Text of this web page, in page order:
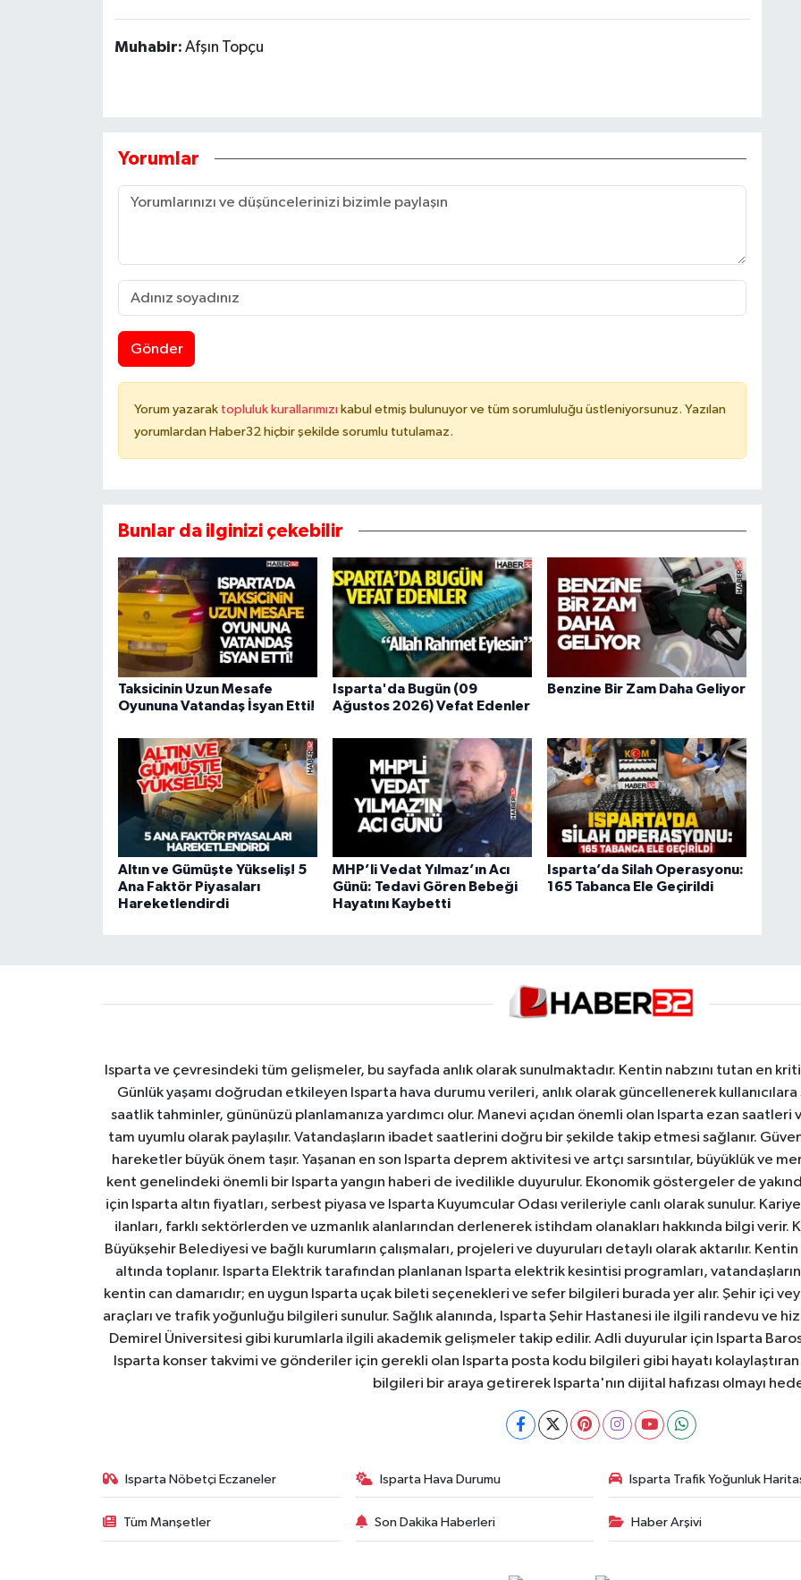
Muhabir: Afşın Topçu
Yorumlar
Gönder
Yorum yazarak topluluk kurallarımızı kabul etmiş bulunuyor ve tüm sorumluluğu üstleniyorsunuz. Yazılan
yorumlardan Haber32 hiçbir şekilde sorumlu tutulamaz.
Bunlar da ilginizi çekebilir
Taksicinin Uzun Mesafe
Oyununa Vatandaş İsyan Etti!
Isparta'da Bugün (09
Ağustos 2026) Vefat Edenler
Benzine Bir Zam Daha Geliyor
Altın ve Gümüşte Yükseliş! 5
Ana Faktör Piyasaları
Hareketlendirdi
MHP’li Vedat Yılmaz’ın Acı
Günü: Tedavi Gören Bebeği
Hayatını Kaybetti
Isparta’da Silah Operasyonu:
165 Tabanca Ele Geçirildi
Isparta ve çevresindeki tüm gelişmeler, bu sayfada anlık olarak sunulmaktadır. Kentin nabzını tutan en
Günlük yaşamı doğrudan etkileyen Isparta hava durumu verileri, anlık olarak güncellenerek
saatlik tahminler, gününüzü planlamanıza yardımcı olur. Manevi açıdan önemli olan Isparta ezan
tam uyumlu olarak paylaşılır. Vatandaşların ibadet saatlerini doğru bir şekilde takip etmesi sağlanır.
hareketler büyük önem taşır. Yaşanan en son Isparta deprem aktivitesi ve artçı sarsıntılar, büyüklük ve
kent genelindeki önemli bir Isparta yangın haberi de ivedilikle duyurulur. Ekonomik göstergeler de
için Isparta altın fiyatları, serbest piyasa ve Isparta Kuyumcular Odası verileriyle canlı olarak sunulur.
ilanları, farklı sektörlerden ve uzmanlık alanlarından derlenerek istihdam olanakları hakkında bilgi verir.
Büyükşehir Belediyesi ve bağlı kurumların çalışmaları, projeleri ve duyuruları detaylı olarak aktarılır.
altında toplanır. Isparta Elektrik tarafından planlanan Isparta elektrik kesintisi programları,
kentin can damarıdır; en uygun Isparta uçak bileti seçenekleri ve sefer bilgileri burada yer alır. Şehir içi
araçları ve trafik yoğunluğu bilgileri sunulur. Sağlık alanında, Isparta Şehir Hastanesi ile ilgili randevu ve
Demirel Üniversitesi gibi kurumlarla ilgili akademik gelişmeler takip edilir. Adli duyurular için Isparta
Isparta konser takvimi ve gönderiler için gerekli olan Isparta posta kodu bilgileri gibi hayatı
bilgileri bir araya getirerek Isparta'nın dijital hafızası olmayı
Isparta Nöbetçi Eczaneler Isparta Hava Durumu Isparta Trafik Yoğunluk
Tüm Manşetler Son Dakika Haberleri Haber Arşivi